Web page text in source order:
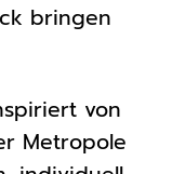
bringen
von
Metropole